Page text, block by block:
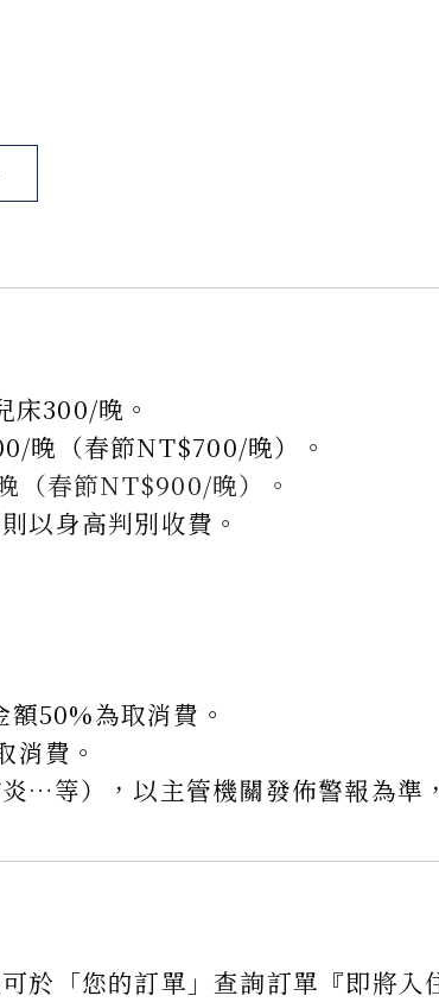
床300/晚。
晚（春節NT$700/晚）
。
（春節NT$900/晚）。
以身高判別收費。
50%為取消費。
消費。
…等），以主管機關發佈警報為準
於「您的訂單」查詢訂單『即將入